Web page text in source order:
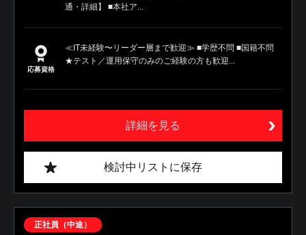
通・詳細】 ■本社ア...
応募資格
≪IT未経験〜リーダー層まで歓迎≫ ■学歴不問 ■国籍不問
★テスト／運用保守のみのご経験の方も歓迎...
詳細を見る
検討中リストに保存
正社員（中途）